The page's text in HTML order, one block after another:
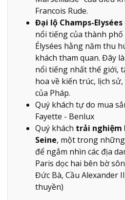
Francois Rude.
Đại lộ Champs-Elysées
nổi tiếng của thành phố
Élysées hằng năm thu
khách tham quan. Đây
nổi tiếng nhất thế giới,
hoa về kiến trúc, lịch
của Pháp.
Quý khách tự do mua
Fayette - Benlux
Quý khách trải nghiệm
Seine, một trong
để ngắm nhìn các địa
Paris dọc hai bên bờ
Đức Bà, Cầu Alexander
thuyền)